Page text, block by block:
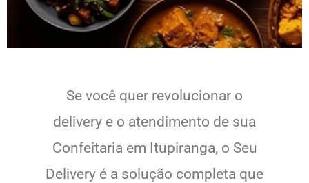
Se você quer revolucionar o
delivery e o atendimento de sua
Confeitaria em Itupiranga, o Seu
Delivery é a solução completa que